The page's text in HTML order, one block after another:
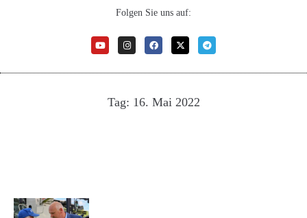
Folgen Sie uns auf:
Tag: 16. Mai 2022